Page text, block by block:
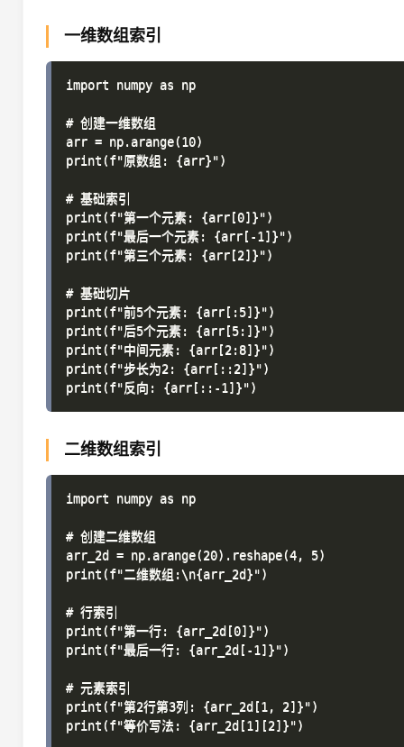
一维数组索引
import numpy as np
# 创建一维数组
arr = np.arange(10)
print(f"原数组: {arr}")
# 基础索引
print(f"第一个元素: {arr[0]}")
print(f"最后一个元素: {arr[-1]}")
print(f"第三个元素: {arr[2]}")
# 基础切片
print(f"前5个元素: {arr[:5]}")
print(f"后5个元素: {arr[5:]}")
print(f"中间元素: {arr[2:8]}")
print(f"步长为2: {arr[::2]}")
二维数组索引
import numpy as np
# 创建二维数组
arr_2d = np.arange(20).reshape(4, 5)
print(f"二维数组:\n{arr_2d}")
# 行索引
print(f"第一行: {arr_2d[0]}")
print(f"最后一行: {arr_2d[-1]}")
# 元素索引
print(f"第2行第3列: {arr_2d[1, 2]}")
print(f"等价写法: {arr_2d[1][2]}")